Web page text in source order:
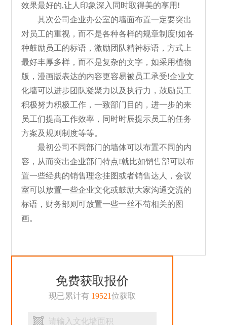
效果最好的,让人印象深入同时取得美的享用!
其次公司企业办公室的墙面布置一定要突出
对员工的重视，而不是各种各样的规章制度!如各
种鼓励员工的标语，激励团队精神标语，方式上
最好丰厚多样，而不是复杂的文字，如采用植物
版，漫画版表达的内容更容易被员工承受!企业文
化墙可以进步团队凝聚力以及执行力，鼓励员工
积极努力积极工作，一致部门目的，进一步的来
员工们提高工作效率，同时时辰提示员工的任务
方案及规则制度等等。
最初公司不同部门的墙体可以布置不同的内
容，从而突出企业部门特点!就比如销售部可以布
置一些经典的销售理念挂图或者销售达人，会议
室可以放置一些企业文化或鼓励大家沟通交流的
标语，财务部则可放置一些一丝不苟相关的图
画。
免费获取报价
现已累计有 19521位获取